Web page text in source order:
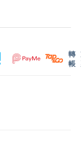
品質、及減少
氧化能力，可以
貨服務時間將
況再作最後確
能提供任何訂
有權拒絕接
受退換。
轉
帳